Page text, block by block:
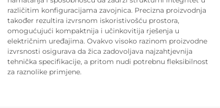
različitim konfiguracijama zavojnica. Precizna proizvodnja
također rezultira izvrsnom iskoristivošću prostora,
omogućujući kompaktnija i učinkovitija rješenja u
električnim uređajima. Ovakvo visoko razinom proizvodne
izvrsnosti osigurava da žica zadovoljava najzahtjevnija
tehnička specifikacije, a pritom nudi potrebnu fleksibilnost
za raznolike primjene.